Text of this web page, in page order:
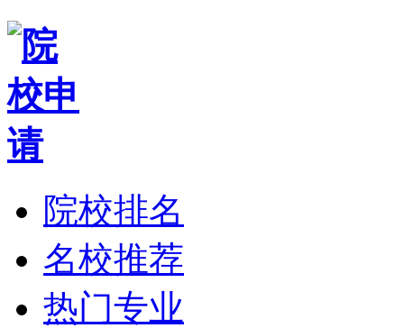
院校排名
名校推荐
热门专业